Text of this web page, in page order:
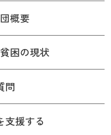
概要
困の現状
問
支援する